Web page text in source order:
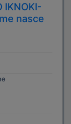
IKNOKI-
nasce